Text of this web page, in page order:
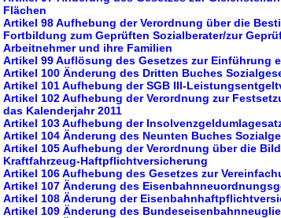
Flächen
Artikel 98 Aufhebung der Verordnung über die
Fortbildung zum Geprüften Sozialberater/zur
Arbeitnehmer und ihre Familien
Artikel 99 Auflösung des Gesetzes zur Einführung
Artikel 100 Änderung des Dritten Buches
Artikel 101 Aufhebung der SGB III-
Artikel 102 Aufhebung der Verordnung zur
das Kalenderjahr 2011
Artikel 103 Aufhebung der
Artikel 104 Änderung des Neunten Buches
Artikel 105 Aufhebung der Verordnung über die
Kraftfahrzeug-Haftpflichtversicherung
Artikel 106 Aufhebung des Gesetzes zur
Artikel 107 Änderung des
Artikel 108 Änderung der
Artikel 109 Änderung des